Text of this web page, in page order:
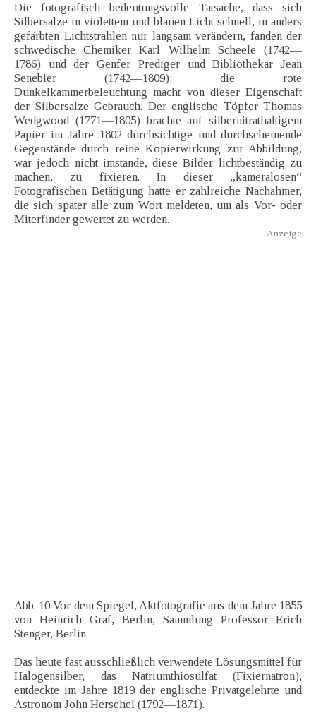
Die fotografisch bedeutungsvolle Tatsache, dass sich
Silbersalze in violettem und blauen Licht schnell, in anders
gefärbten Lichtstrahlen nur langsam verändern, fanden der
schwedische Chemiker Karl Wilhelm Scheele (1742—
1786) und der Genfer Prediger und Bibliothekar Jean
Senebier (1742—1809); die rote
Dunkelkammerbeleuchtung macht von dieser Eigenschaft
der Silbersalze Gebrauch. Der englische Töpfer Thomas
Wedgwood (1771—1805) brachte auf silbernitrathaltigem
Papier im Jahre 1802 durchsichtige und durchscheinende
Gegenstände durch reine Kopierwirkung zur Abbildung,
war jedoch nicht imstande, diese Bilder lichtbeständig zu
machen, zu fixieren. In dieser „kameralosen“
Fotografischen Betätigung hatte er zahlreiche Nachahmer,
die sich später alle zum Wort meldeten, um als Vor- oder
Miterfinder gewertet zu werden.
Abb. 10 Vor dem Spiegel, Aktfotografie aus dem Jahre 1855
von Heinrich Graf, Berlin, Sammlung Professor Erich
Stenger, Berlin
Das heute fast ausschließlich verwendete Lösungsmittel für
Halogensilber, das Natriumthiosulfat (Fixiernatron),
entdeckte im Jahre 1819 der englische Privatgelehrte und
Astronom John Hersehel (1792—1871).